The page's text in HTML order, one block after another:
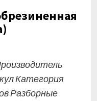
Категория
Разборные